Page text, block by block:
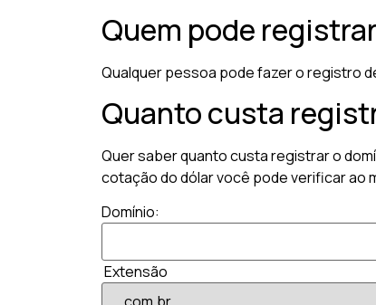
Quem pode
Qualquer pessoa pode fazer o registro
Quanto custa
Quer saber quanto custa registrar o
cotação do dólar você pode verificar ao
Domínio:
Extensão